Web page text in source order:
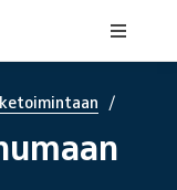
/